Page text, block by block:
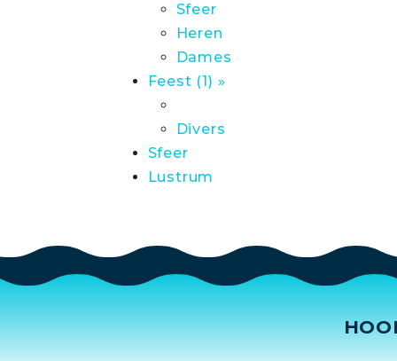
Sfeer
Heren
Dames
Feest (1) »
Divers
Sfeer
Lustrum